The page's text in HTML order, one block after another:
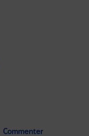
Commenter